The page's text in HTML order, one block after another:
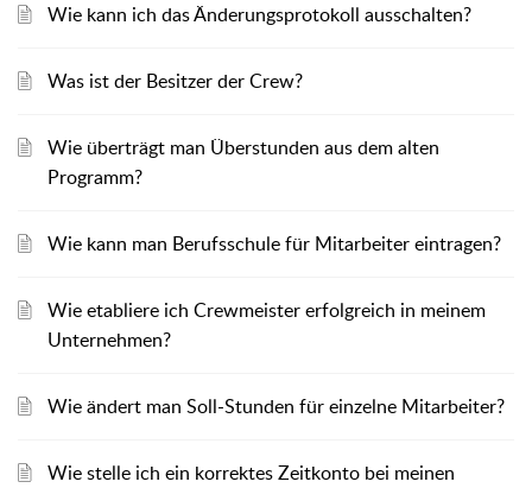
Wie kann ich das Änderungsprotokoll ausschalten?
Was ist der Besitzer der Crew?
Wie überträgt man Überstunden aus dem alten
Programm?
Wie kann man Berufsschule für Mitarbeiter eintragen?
Wie etabliere ich Crewmeister erfolgreich in meinem
Unternehmen?
Wie ändert man Soll-Stunden für einzelne Mitarbeiter?
Wie stelle ich ein korrektes Zeitkonto bei meinen